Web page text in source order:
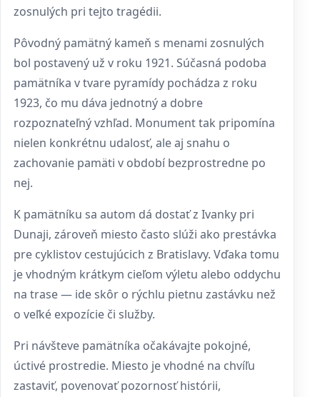
zosnulých pri tejto tragédii.
Pôvodný pamätný kameň s menami zosnulých
bol postavený už v roku 1921. Súčasná podoba
pamätníka v tvare pyramídy pochádza z roku
1923, čo mu dáva jednotný a dobre
rozpoznateľný vzhľad. Monument tak pripomína
nielen konkrétnu udalosť, ale aj snahu o
zachovanie pamäti v období bezprostredne po
nej.
K pamätníku sa autom dá dostať z Ivanky pri
Dunaji, zároveň miesto často slúži ako prestávka
pre cyklistov cestujúcich z Bratislavy. Vďaka tomu
je vhodným krátkym cieľom výletu alebo oddychu
na trase — ide skôr o rýchlu pietnu zastávku než
o veľké expozície či služby.
Pri návšteve pamätníka očakávajte pokojné,
úctivé prostredie. Miesto je vhodné na chvíľu
zastaviť, povenovať pozornosť histórii,